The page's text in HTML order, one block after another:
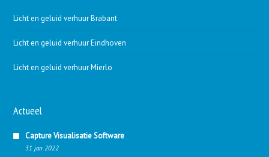
Licht en geluid verhuur Brabant
Licht en geluid verhuur Eindhoven
Licht en geluid verhuur Mierlo
Actueel
Capture Visualisatie Software
31 jan 2022